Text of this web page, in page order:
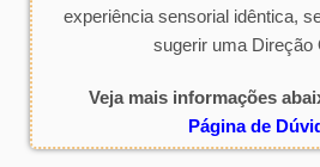
experiência sensorial idêntica,
sugerir uma Direção
Veja mais informações
Página de